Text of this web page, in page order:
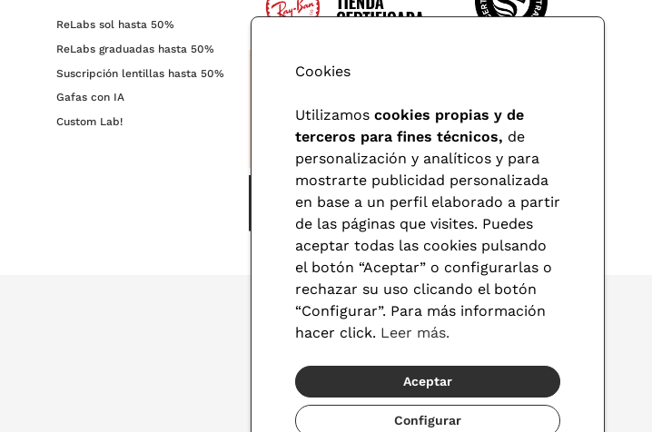
ReLabs sol hasta 50%
ReLabs graduadas hasta 50%
Suscripción lentillas hasta 50%
Gafas con IA
Custom Lab!
© 2026 Visionlab
Cookies
Utilizamos cookies propias y de
terceros para fines técnicos, de
personalización y analíticos y para
mostrarte publicidad personalizada
en base a un perfil elaborado a partir
de las páginas que visites. Puedes
aceptar todas las cookies pulsando
el botón “Aceptar” o configurarlas o
rechazar su uso clicando el botón
“Configurar”. Para más información
hacer click. Leer más.
Aceptar
Configurar